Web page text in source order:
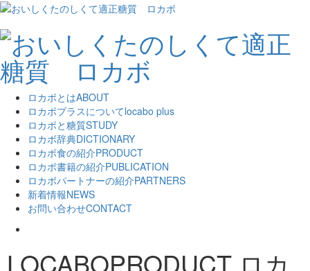
ロカボとはABOUT
ロカボプラスについてlocabo plus
ロカボと糖質STUDY
ロカボ辞典DICTIONARY
ロカボ食の紹介PRODUCT
ロカボ書籍の紹介PUBLICATION
ロカボパートナーの紹介PARTNERS
新着情報NEWS
お問い合わせCONTACT
LOCABOPRODUCT ロカ